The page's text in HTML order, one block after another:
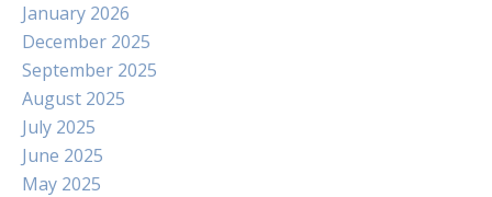
January 2026
December 2025
September 2025
August 2025
July 2025
June 2025
May 2025